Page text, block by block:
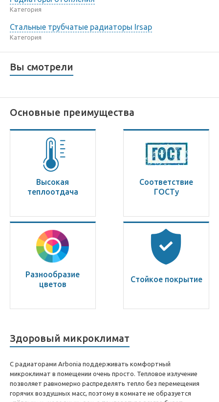
Категория
Стальные трубчатые радиаторы Irsap
Категория
Вы смотрели
Основные преимущества
Высокая
теплоотдача
Соответствие
ГОСТу
Разнообразие
цветов
Стойкое покрытие
Здоровый микроклимат
С радиаторами Arbonia поддерживать комфортный
микроклимат в помещении очень просто. Тепловое излучение
позволяет равномерно распределять тепло без перемещения
горячих воздушных масс, поэтому в комнате не образуется